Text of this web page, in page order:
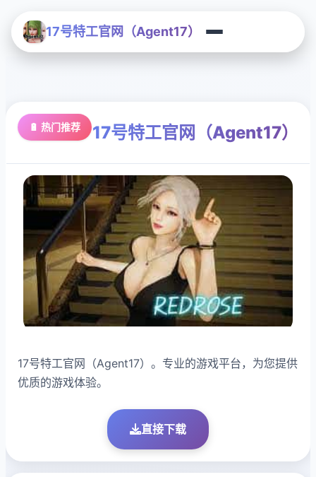
17号特工官网（Agent17）
🔋 热门推荐 17号特工官网（Agent17）
17号特工官网（Agent17）。专业的游戏平台，为您提供
优质的游戏体验。
直接下载